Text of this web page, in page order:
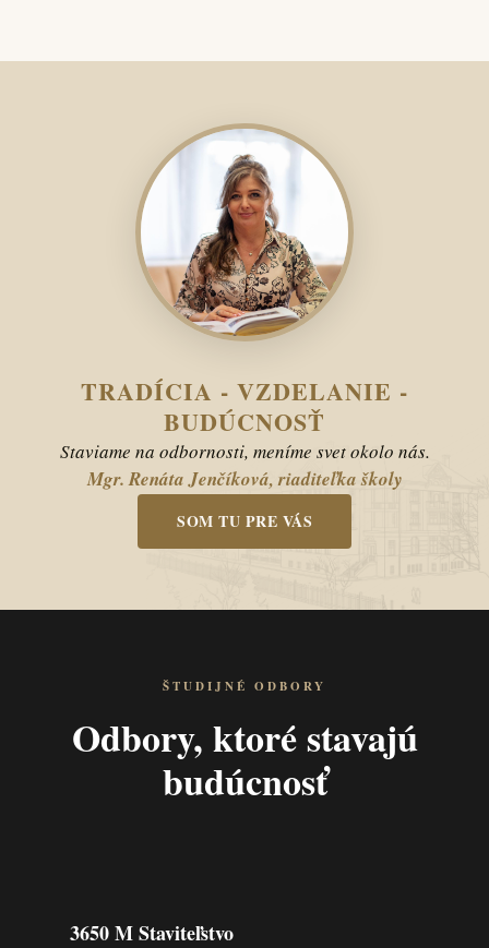
TRADÍCIA - VZDELANIE -
BUDÚCNOSŤ
Staviame na odbornosti, meníme svet okolo nás.
Mgr. Renáta Jenčíková, riaditeľka školy
SOM TU PRE VÁS
ŠTUDIJNÉ ODBORY
Odbory, ktoré stavajú
budúcnosť
3650 M Staviteľstvo